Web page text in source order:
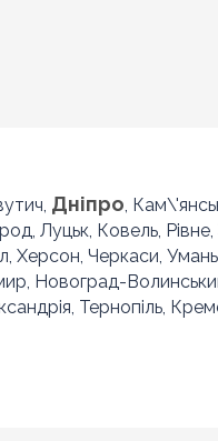
Дніпро,
Луцьк, Ковель, Рівне,
Херсон, Черкаси,
Новоград-
Тернопіль,